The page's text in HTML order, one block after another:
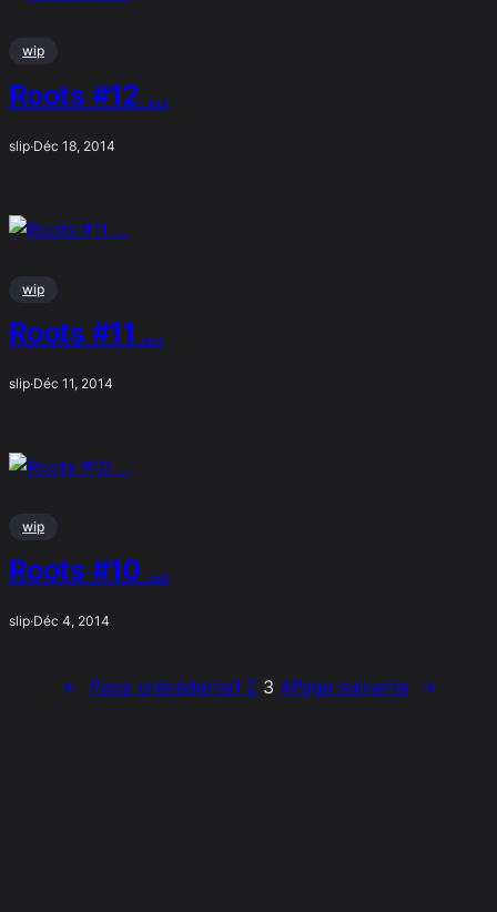
wip
Roots #12 …
slip·Déc 18, 2014
wip
Roots #11 …
slip·Déc 11, 2014
wip
Roots #10 …
slip·Déc 4, 2014
← Page précédente1 2 3 4Page suivante →